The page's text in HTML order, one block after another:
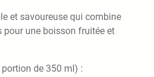
et savoureuse qui combine
pour une boisson fruitée et
portion de 350 ml) :